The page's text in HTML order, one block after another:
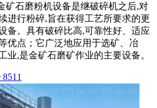
矿石磨粉机设备是继破碎机之后,对
进行粉碎,旨在获得工艺所要求的更
备。具有破碎比高,可靠性好、适应
优点；它广泛地应用于选矿、冶
业,是金矿石磨矿作业的主要设备。